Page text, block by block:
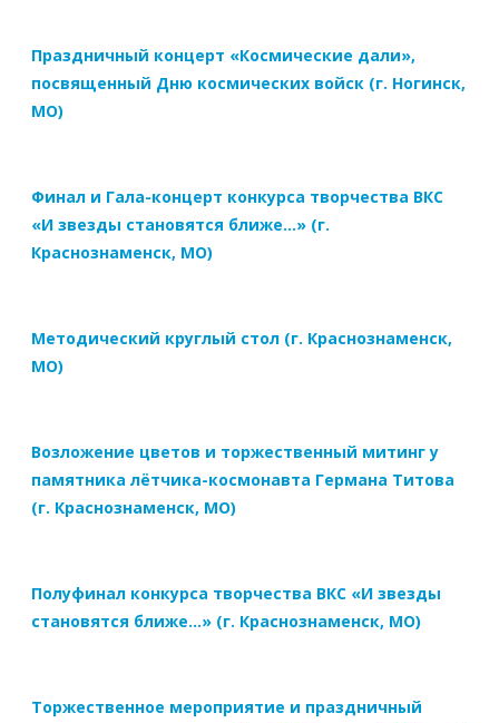
Праздничный концерт «Космические дали»,
посвященный Дню космических войск (г. Ногинск,
МО)
Финал и Гала-концерт конкурса творчества ВКС
«И звезды становятся ближе…» (г.
Краснознаменск, МО)
Методический круглый стол (г. Краснознаменск,
МО)
Возложение цветов и торжественный митинг у
памятника лётчика-космонавта Германа Титова
(г. Краснознаменск, МО)
Полуфинал конкурса творчества ВКС «И звезды
становятся ближе…» (г. Краснознаменск, МО)
Торжественное мероприятие и праздничный